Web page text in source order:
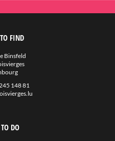
FIND
Binsfeld
148 81
DO